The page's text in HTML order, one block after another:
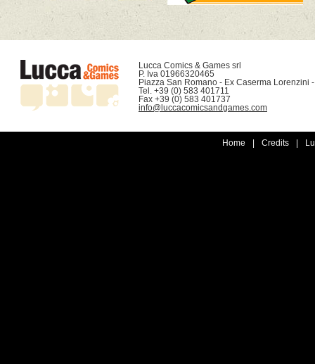
Lucca Comics & Games srl
P. Iva 01966320465
Piazza San Romano - Ex Caserma Lorenzini
Tel. +39 (0) 583 401711
info@luccacomicsandgames.com
Home Credits